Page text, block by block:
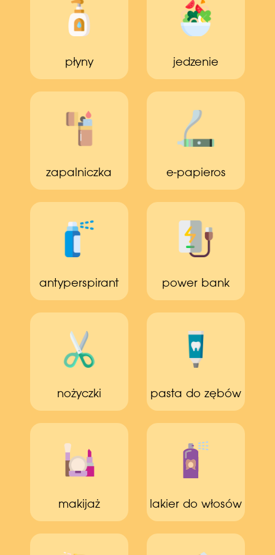
płyny jedzenie
zapalniczka e-papieros
antyperspirant power bank
nożyczki pasta do zębów
makijaż lakier do włosów